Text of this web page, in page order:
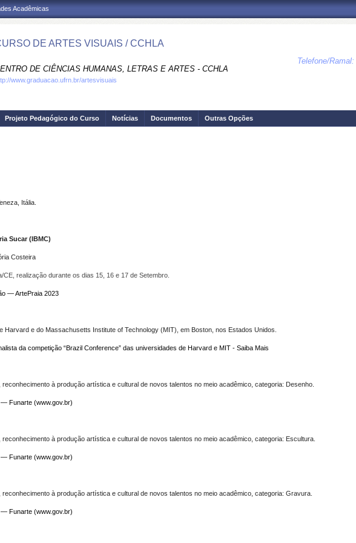
Acadêmicas
DE ARTES VISUAIS / CCHLA
DE CIÊNCIAS HUMANAS, LETRAS E ARTES - CCHLA
Telefone/Ramal:
www.graduacao.ufrn.br/artesvisuais
Projeto Pedagógico do Curso Notícias Documentos Outras Opções
Itália.
Sucar (IBMC)
Costeira
CE, realização durante os dias 15, 16 e 17 de Setembro.
— ArtePraia 2023
Harvard e do Massachusetts Institute of Technology (MIT), em Boston, nos Estados Unidos.
da competição “Brazil Conference” das universidades de Harvard e MIT - Saiba Mais
à produção artística e cultural de novos talentos no meio acadêmico, categoria: Desenho.
Funarte (www.gov.br)
à produção artística e cultural de novos talentos no meio acadêmico, categoria: Escultura.
Funarte (www.gov.br)
à produção artística e cultural de novos talentos no meio acadêmico, categoria: Gravura.
Funarte (www.gov.br)